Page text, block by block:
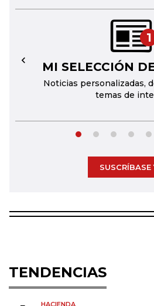
1
MI SELECCIÓN
Noticias personalizadas,
temas de
←
SUSCRÍBASE
TENDENCIAS
HACIENDA